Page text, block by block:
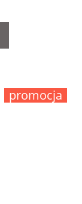
promocja